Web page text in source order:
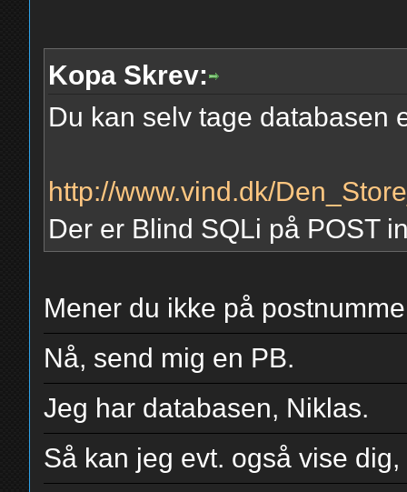
Kopa Skrev:
Du kan selv tage databasen
http://www.vind.dk/
Der er Blind SQLi på POST
Mener du ikke på
Nå, send mig en PB.
Jeg har databasen, Niklas.
Så kan jeg evt. også vise